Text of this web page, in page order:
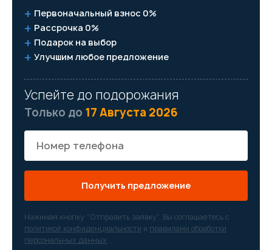
Первоначальный взнос 0%
Рассрочка 0%
Подарок на выбор
Улучшим любое предложение
Успейте до подорожания
Только до 17 Августа 2026
Получить предложение
Нажимая кнопку “Отправить заявку”, Вы соглашаетесь с
политикой конфиденциальности и правилами обработки
персональных данных